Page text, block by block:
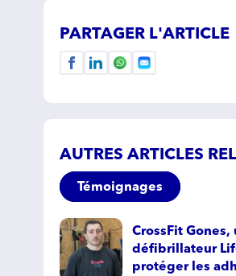
PARTAGER L'ARTICLE
AUTRES ARTICLES
Témoignages
CrossFit Gones,
défibrillateur
protéger les